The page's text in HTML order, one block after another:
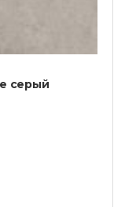
серый